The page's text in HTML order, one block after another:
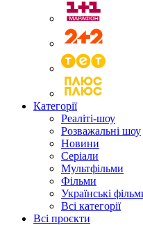
Категорії
Реаліті-шоу
Розважальні шоу
Новини
Серіали
Мультфільми
Фільми
Українські
Всі категорії
Всі проєкти